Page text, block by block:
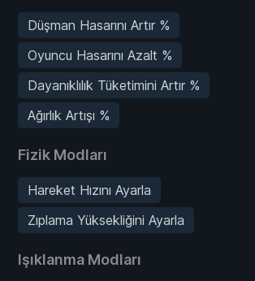
Düşman Hasarını Artır %
Oyuncu Hasarını Azalt %
Dayanıklılık Tüketimini Artır %
Ağırlık Artışı %
Fizik Modları
Hareket Hızını Ayarla
Zıplama Yüksekliğini Ayarla
Işıklanma Modları